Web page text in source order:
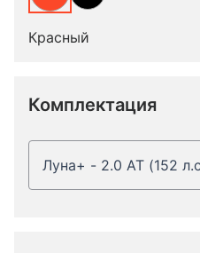
Красный
Комплектация
Луна+ - 2.0 AT (152